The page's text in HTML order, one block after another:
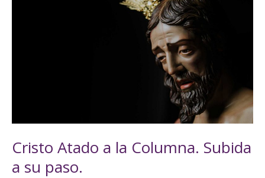
Cristo Atado a la Columna. Subida
a su paso.
paso.